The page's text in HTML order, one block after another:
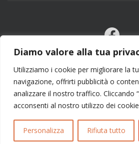
Diamo valore alla tua
Utilizziamo i cookie per migliorare la
navigazione, offrirti pubblicità o
analizzare il nostro traffico. Cliccando
acconsenti al nostro utilizzo dei
Personalizza Rifiuta tutto
X
Copyright 2025 | info@esseciblog.it |
WordPress